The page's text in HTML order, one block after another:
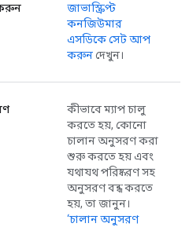
জাভাস্ক্রিপ্ট
কনজিউমার
এসডিকে সেট আপ
করুন দেখুন।
কীভাবে ম্যাপ চালু
করতে হয়, কোনো
চালান অনুসরণ করা
শুরু করতে হয় এবং
যথাযথ পরিষ্করণ সহ
অনুসরণ বন্ধ করতে
হয়, তা জানুন।
‘চালান অনুসরণ